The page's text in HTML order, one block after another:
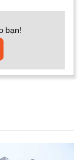
bạn!